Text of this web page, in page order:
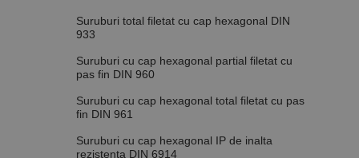
Suruburi total filetat cu cap hexagonal DIN
933
Suruburi cu cap hexagonal partial filetat cu
pas fin DIN 960
Suruburi cu cap hexagonal total filetat cu pas
fin DIN 961
Suruburi cu cap hexagonal IP de inalta
rezistenta DIN 6914